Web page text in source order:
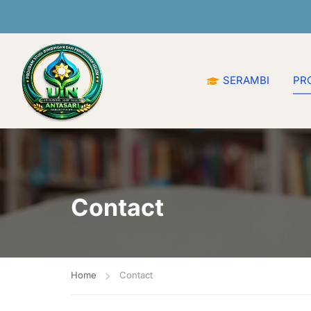
SERAMBI
Contact
Home Contact